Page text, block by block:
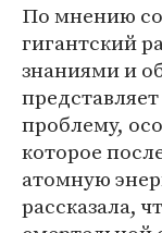
По мнению
гигантский
знаниями и
проблему,
которое
атомную
рассказала,